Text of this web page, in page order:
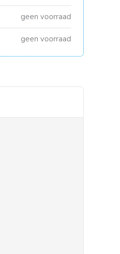
geen voorraad
geen voorraad